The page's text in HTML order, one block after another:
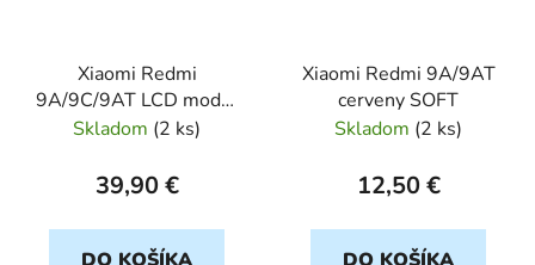
Xiaomi Redmi
9A/9C/9AT LCD modul
cierny
Skladom (2 ks)
39,90 €
Xiaomi Redmi 9A/9AT
cerveny SOFT
Skladom (2 ks)
12,50 €